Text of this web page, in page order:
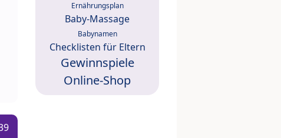
Ernährungsplan
Baby-Massage
Babynamen
Checklisten für Eltern
Gewinnspiele
Online-Shop